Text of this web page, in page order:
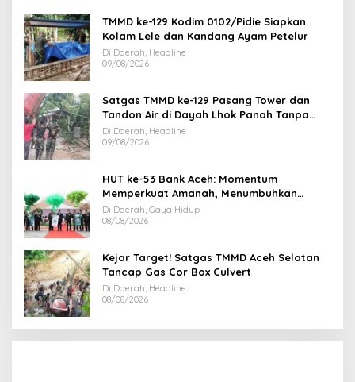
TMMD ke-129 Kodim 0102/Pidie Siapkan
Kolam Lele dan Kandang Ayam Petelur
Di Daerah, Headline
09/08/2026
Satgas TMMD ke-129 Pasang Tower dan
Tandon Air di Dayah Lhok Panah Tanpa
Jeda
Di Daerah, Headline
09/08/2026
HUT ke-53 Bank Aceh: Momentum
Memperkuat Amanah, Menumbuhkan
Keberkahan Bagi Aceh
Di Daerah, Gaya Hidup
08/08/2026
Kejar Target! Satgas TMMD Aceh Selatan
Tancap Gas Cor Box Culvert
Di Daerah, Headline
08/08/2026